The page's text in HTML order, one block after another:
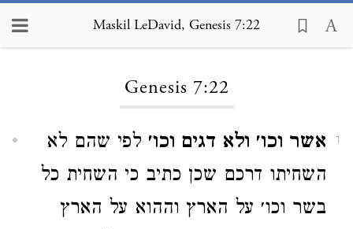
Maskil LeDavid, Genesis 7:22
Genesis 7:22
1 אשר וכו׳ ולא דגים וכו׳ לפי שהם לא
השחיתו דרכם שכן כתיב כי השחית כל
בשר וכו׳ על הארץ וההוא על הארץ